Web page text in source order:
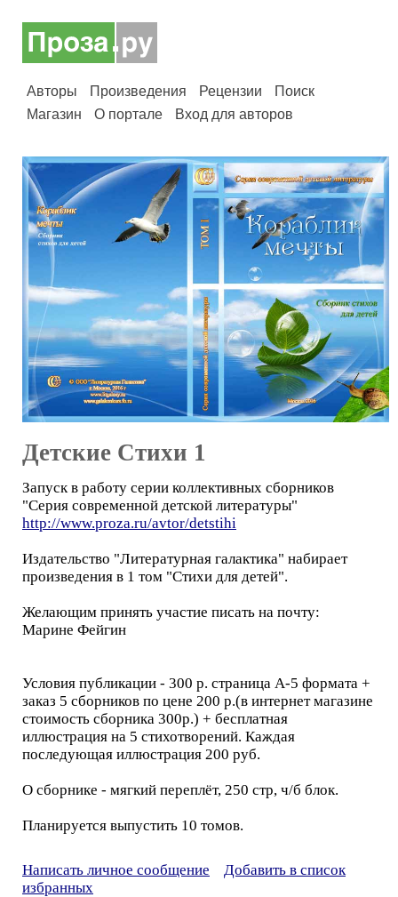
Авторы Произведения Рецензии
Поиск
Магазин
О портале Вход для авторов
Детские Стихи 1
Запуск в работу серии коллективных сборников
"Серия современной детской литературы"
http://www.proza.ru/avtor/detstihi
Издательство "Литературная галактика" набирает
произведения в 1 том "Стихи для детей".
Желающим принять участие писать на почту:
Марине Фейгин
Условия публикации - 300 р. страница А-5 формата +
заказ 5 сборников по цене 200 р.(в интернет магазине
стоимость сборника 300р.) + бесплатная
иллюстрация на 5 стихотворений. Каждая
последующая иллюстрация 200 руб.
О сборнике - мягкий переплёт, 250 стр, ч/б блок.
Планируется выпустить 10 томов.
Написать личное сообщение
Добавить в список
избранных